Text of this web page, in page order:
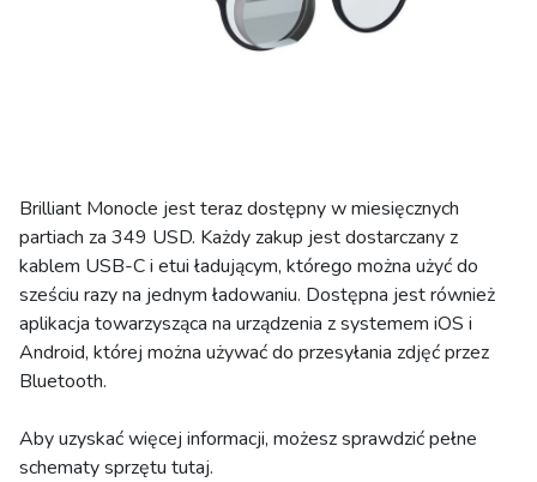
Brilliant Monocle jest teraz dostępny w miesięcznych
partiach za 349 USD. Każdy zakup jest dostarczany z
kablem USB-C i etui ładującym, którego można użyć do
sześciu razy na jednym ładowaniu. Dostępna jest również
aplikacja towarzysząca na urządzenia z systemem iOS i
Android, której można używać do przesyłania zdjęć przez
Bluetooth.
Aby uzyskać więcej informacji, możesz sprawdzić pełne
schematy sprzętu tutaj.